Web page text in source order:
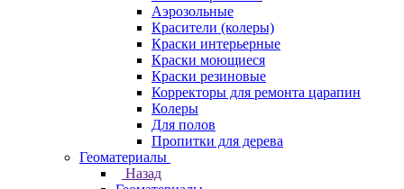
Аэрозольные
Красители (колеры)
Краски интерьерные
Краски моющиеся
Краски резиновые
Корректоры для ремонта царапин
Колеры
Для полов
Пропитки для дерева
Геоматериалы
Назад